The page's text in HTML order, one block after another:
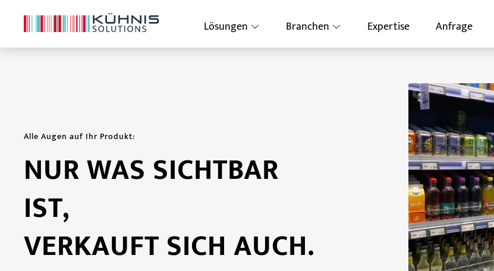
Lösungen Branchen Expertise Anfrage
Alle Augen auf Ihr Produkt:
NUR WAS SICHTBAR
IST,
VERKAUFT SICH AUCH.